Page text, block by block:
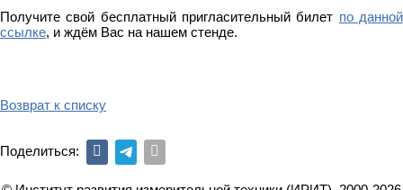
Получите свой бесплатный пригласительный билет по данной
ссылке, и ждём Вас на нашем стенде.
Возврат к списку
Поделиться: